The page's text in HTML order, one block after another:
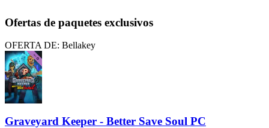
Ofertas de paquetes exclusivos
OFERTA DE: Bellakey
Graveyard Keeper - Better Save Soul PC